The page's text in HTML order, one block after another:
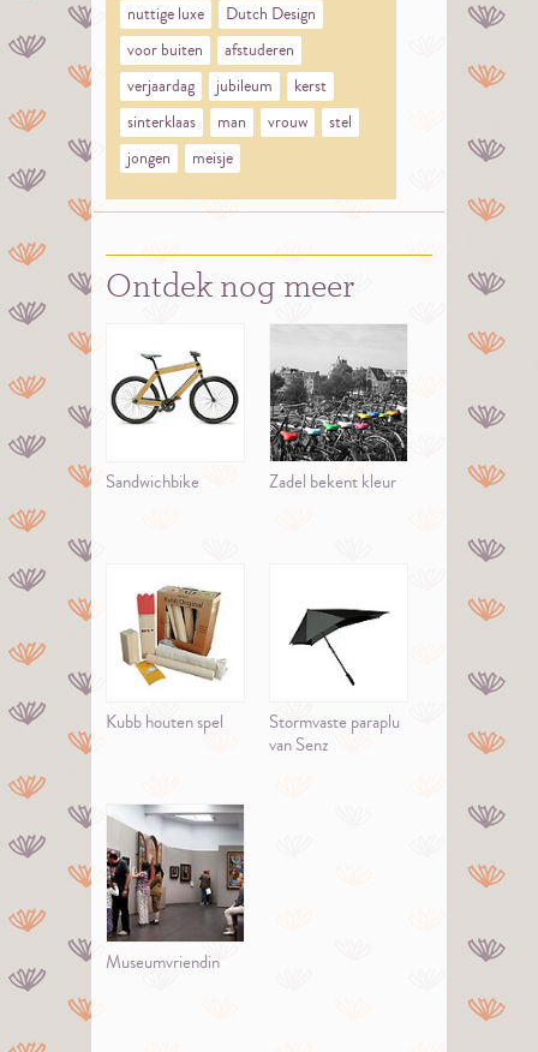
nuttige luxe
Dutch Design
voor buiten
afstuderen
verjaardag
jubileum
kerst
sinterklaas
man vrouw
stel
jongen
meisje
Ontdek nog meer
Sandwichbike Zadel bekent kleur
Kubb houten spel
Stormvaste paraplu
van Senz
Museumvriendin